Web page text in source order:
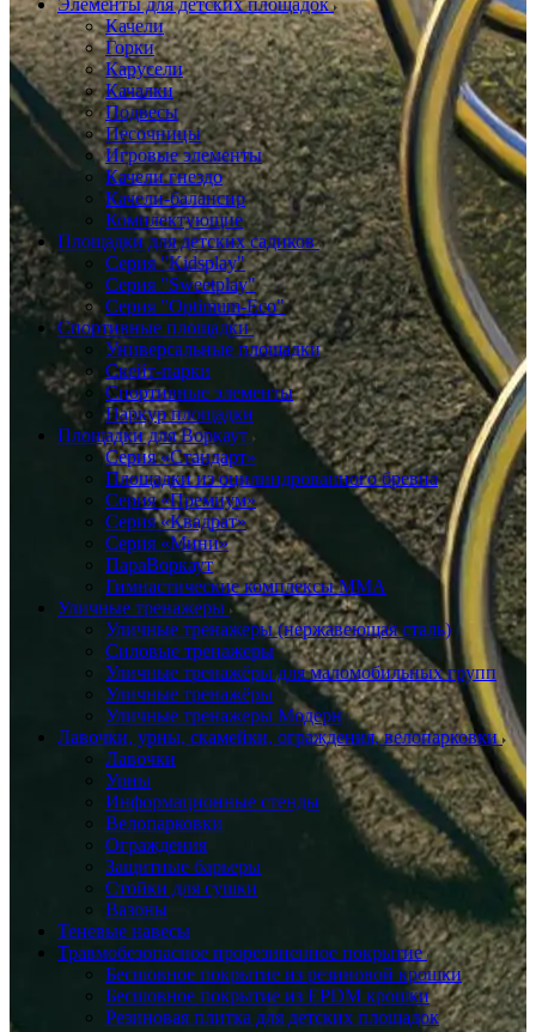
Элементы для детских площадок
Качели
Горки
Карусели
Качалки
Подвесы
Песочницы
Игровые элементы
Качели гнездо
Качели-балансир
Комплектующие
Площадки для детских садиков
Серия "Kidsplay"
Серия "Sweetplay"
Серия "Оptimum-Еco"
Спортивные площадки
Универсальные площадки
Скейт-парки
Спортивные элементы
Паркур площадки
Площадки для Воркаут
Серия «Стандарт»
Площадки из оцилиндрованного бревна
Серия «Премиум»
Серия «Квадрат»
Серия «Мини»
ПараВоркаут
Гимнастические комплексы ММА
Уличные тренажеры
Уличные тренажеры (нержавеющая сталь)
Силовые тренажеры
Уличные тренажёры для маломобильных групп
Уличные тренажёры
Уличные тренажеры Модерн
Лавочки, урны, скамейки, ограждения, велопарковки
Лавочки
Урны
Информационные стенды
Велопарковки
Ограждения
Защитные барьеры
Стойки для сушки
Вазоны
Теневые навесы
Травмобезопасное прорезиненное покрытие
Бесшовное покрытие из резиновой крошки
Бесшовное покрытие из EPDM крошки
Резиновая плитка для детских площадок